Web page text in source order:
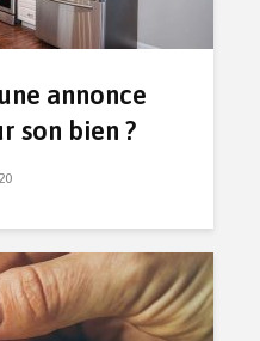
annonce
son bien ?